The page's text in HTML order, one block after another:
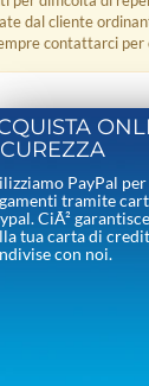
dal cliente
contattarci
PayPal
tramite
CiÃ²
tua carta di
con noi.